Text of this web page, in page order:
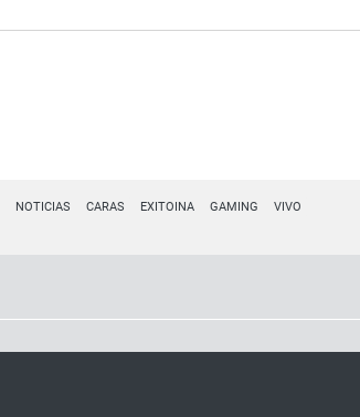
NOTICIAS CARAS EXITOINA GAMING VIVO